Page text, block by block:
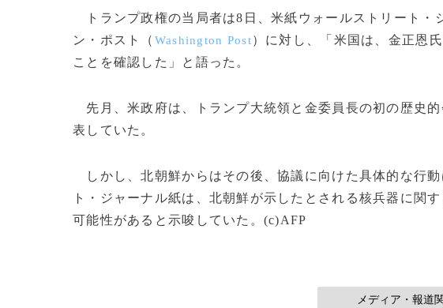
トランプ政権の当局者は8日、米紙ウォールストリート・
ン・ポスト（ Washington Post）に対し、「米国は、金正恩
ことを確認した」と語った。
先月、米政府は、トランプ大統領と金委員長の初の歴史
表していた。
しかし、北朝鮮からはその後、協議に向けた具体的な行
ト・ジャーナル紙は、北朝鮮が示したとされる核兵器に関
可能性があると示唆していた。(c)AFP
メディア・報道